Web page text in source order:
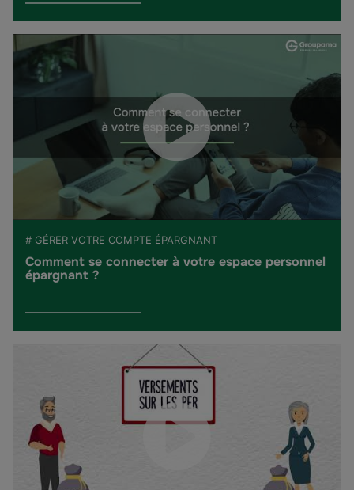
# GÉRER VOTRE COMPTE ÉPARGNANT
Comment se connecter à votre espace personnel
épargnant ?